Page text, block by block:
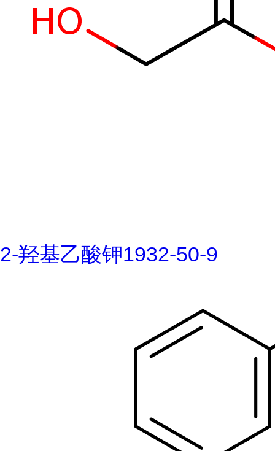
2-羟基乙酸钾1932-50-9